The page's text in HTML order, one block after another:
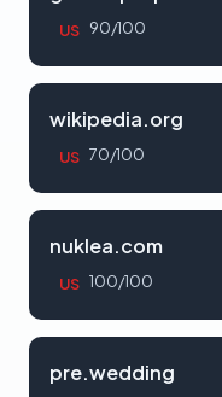
US 90/100
wikipedia.org
US 70/100
nuklea.com
US 100/100
pre.wedding